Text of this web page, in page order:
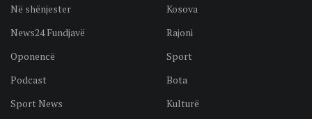
Në shënjester
News24 Fundjavë
Oponencë
Podcast
Sport News
Kosova
Rajoni
Sport
Bota
Kulturë